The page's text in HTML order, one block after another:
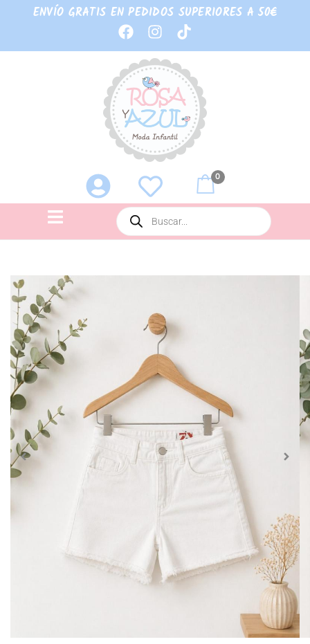
ENVÍO GRATIS EN PEDIDOS SUPERIORES A 50€
0